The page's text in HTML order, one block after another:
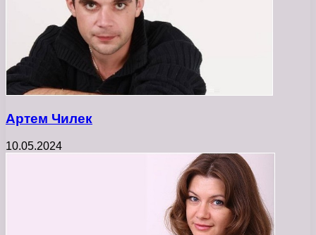
Артем Чилек
10.05.2024